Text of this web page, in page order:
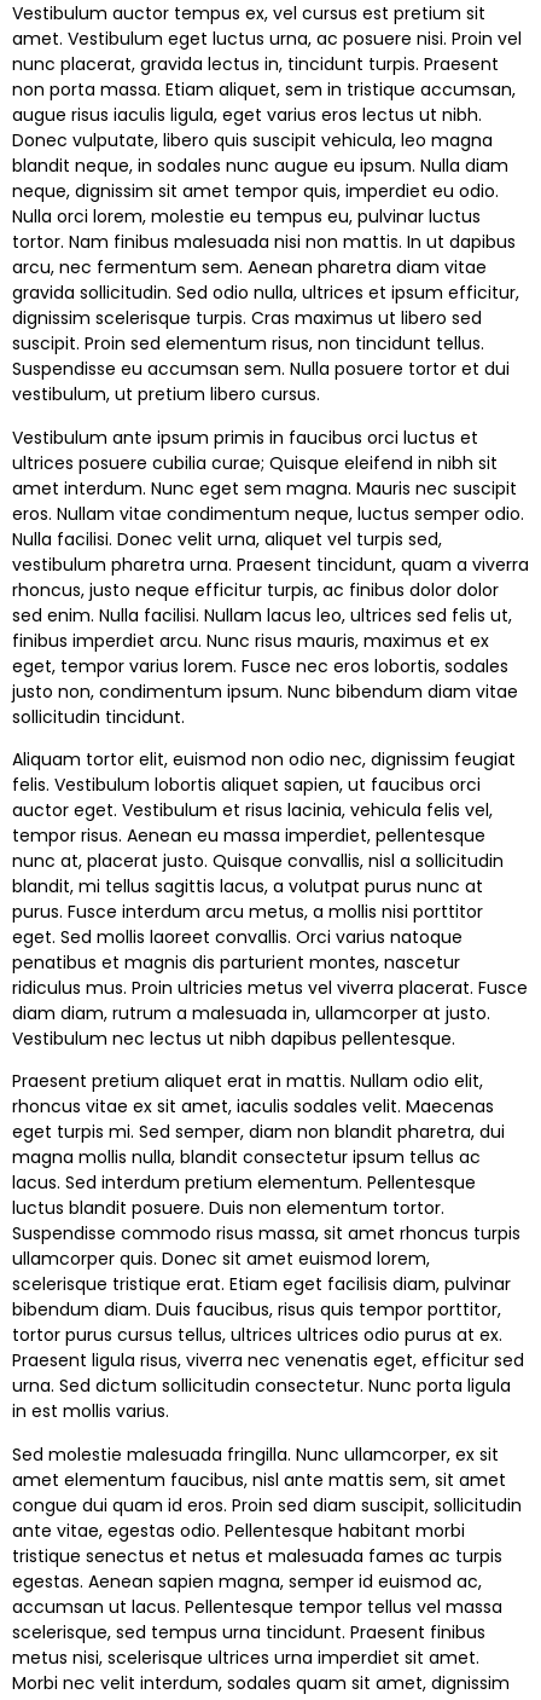
Vestibulum auctor tempus ex, vel cursus est pretium sit
amet. Vestibulum eget luctus urna, ac posuere nisi. Proin vel
nunc placerat, gravida lectus in, tincidunt turpis. Praesent
non porta massa. Etiam aliquet, sem in tristique accumsan,
augue risus iaculis ligula, eget varius eros lectus ut nibh.
Donec vulputate, libero quis suscipit vehicula, leo magna
blandit neque, in sodales nunc augue eu ipsum. Nulla diam
neque, dignissim sit amet tempor quis, imperdiet eu odio.
Nulla orci lorem, molestie eu tempus eu, pulvinar luctus
tortor. Nam finibus malesuada nisi non mattis. In ut dapibus
arcu, nec fermentum sem. Aenean pharetra diam vitae
gravida sollicitudin. Sed odio nulla, ultrices et ipsum efficitur,
dignissim scelerisque turpis. Cras maximus ut libero sed
suscipit. Proin sed elementum risus, non tincidunt tellus.
Suspendisse eu accumsan sem. Nulla posuere tortor et dui
vestibulum, ut pretium libero cursus.
Vestibulum ante ipsum primis in faucibus orci luctus et
ultrices posuere cubilia curae; Quisque eleifend in nibh sit
amet interdum. Nunc eget sem magna. Mauris nec suscipit
eros. Nullam vitae condimentum neque, luctus semper odio.
Nulla facilisi. Donec velit urna, aliquet vel turpis sed,
vestibulum pharetra urna. Praesent tincidunt, quam a viverra
rhoncus, justo neque efficitur turpis, ac finibus dolor dolor
sed enim. Nulla facilisi. Nullam lacus leo, ultrices sed felis ut,
finibus imperdiet arcu. Nunc risus mauris, maximus et ex
eget, tempor varius lorem. Fusce nec eros lobortis, sodales
justo non, condimentum ipsum. Nunc bibendum diam vitae
sollicitudin tincidunt.
Aliquam tortor elit, euismod non odio nec, dignissim feugiat
felis. Vestibulum lobortis aliquet sapien, ut faucibus orci
auctor eget. Vestibulum et risus lacinia, vehicula felis vel,
tempor risus. Aenean eu massa imperdiet, pellentesque
nunc at, placerat justo. Quisque convallis, nisl a sollicitudin
blandit, mi tellus sagittis lacus, a volutpat purus nunc at
purus. Fusce interdum arcu metus, a mollis nisi porttitor
eget. Sed mollis laoreet convallis. Orci varius natoque
penatibus et magnis dis parturient montes, nascetur
ridiculus mus. Proin ultricies metus vel viverra placerat. Fusce
diam diam, rutrum a malesuada in, ullamcorper at justo.
Vestibulum nec lectus ut nibh dapibus pellentesque.
Praesent pretium aliquet erat in mattis. Nullam odio elit,
rhoncus vitae ex sit amet, iaculis sodales velit. Maecenas
eget turpis mi. Sed semper, diam non blandit pharetra, dui
magna mollis nulla, blandit consectetur ipsum tellus ac
lacus. Sed interdum pretium elementum. Pellentesque
luctus blandit posuere. Duis non elementum tortor.
Suspendisse commodo risus massa, sit amet rhoncus turpis
ullamcorper quis. Donec sit amet euismod lorem,
scelerisque tristique erat. Etiam eget facilisis diam, pulvinar
bibendum diam. Duis faucibus, risus quis tempor porttitor,
tortor purus cursus tellus, ultrices ultrices odio purus at ex.
Praesent ligula risus, viverra nec venenatis eget, efficitur sed
urna. Sed dictum sollicitudin consectetur. Nunc porta ligula
in est mollis varius.
Sed molestie malesuada fringilla. Nunc ullamcorper, ex sit
amet elementum faucibus, nisl ante mattis sem, sit amet
congue dui quam id eros. Proin sed diam suscipit, sollicitudin
ante vitae, egestas odio. Pellentesque habitant morbi
tristique senectus et netus et malesuada fames ac turpis
egestas. Aenean sapien magna, semper id euismod ac,
accumsan ut lacus. Pellentesque tempor tellus vel massa
scelerisque, sed tempus urna tincidunt. Praesent finibus
metus nisi, scelerisque ultrices urna imperdiet sit amet.
Morbi nec velit interdum, sodales quam sit amet, dignissim